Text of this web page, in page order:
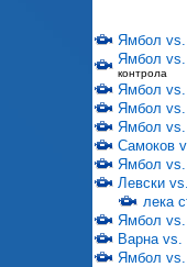
Ямбол vs.
Ямбол
контрола
Ямбол vs.
Ямбол
Ямбол
Самоков
Ямбол
Левски
лека
Ямбол vs.
Варна
Ямбол vs.